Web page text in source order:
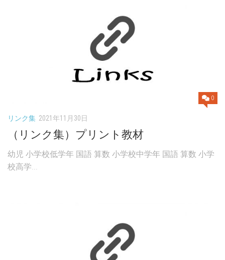
0
リンク集 2021年11月30日
（リンク集）プリント教材
幼児 小学校低学年 国語 算数 小学校中学年 国語 算数 小学
校高学...